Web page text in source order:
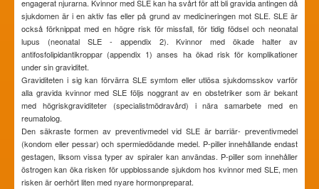
engagerat njurarna. Kvinnor med SLE kan ha svårt för att bli gravida antingen då
sjukdomen är i en aktiv fas eller på grund av medicineringen mot SLE. SLE är
också förknippat med en högre risk för missfall, för tidig födsel och neonatal
lupus (neonatal SLE - appendix 2). Kvinnor med ökade halter av
antifosfolipidantikroppar (appendix 1) anses ha ökad risk för komplikationer
under sin graviditet.
Graviditeten i sig kan förvärra SLE symtom eller utlösa sjukdomsskov varför
alla gravida kvinnor med SLE följs noggrant av en obstetriker som är bekant
med högriskgraviditeter (specialistmödravård) i nära samarbete med en
reumatolog.
Den säkraste formen av preventivmedel vid SLE är barriär- preventivmedel
(kondom eller pessar) och spermiedödande medel. P-piller innehållande endast
gestagen, liksom vissa typer av spiraler kan användas. P-piller som innehåller
östrogen kan öka risken för uppblossande sjukdom hos kvinnor med SLE, men
risken är oerhört liten med nyare hormonpreparat.